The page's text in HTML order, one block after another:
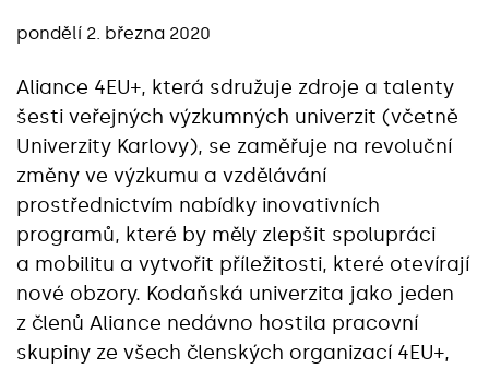
pondělí 2. března 2020
Aliance 4EU+, která sdružuje zdroje a talenty
šesti veřejných výzkumných univerzit (včetně
Univerzity Karlovy), se zaměřuje na revoluční
změny ve výzkumu a vzdělávání
prostřednictvím nabídky inovativních
programů, které by měly zlepšit spolupráci
a mobilitu a vytvořit příležitosti, které otevírají
nové obzory. Kodaňská univerzita jako jeden
z členů Aliance nedávno hostila pracovní
skupiny ze všech členských organizací 4EU+,